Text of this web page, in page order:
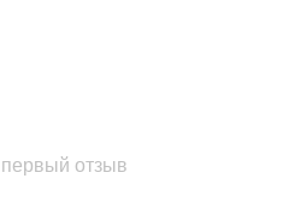
отзыв